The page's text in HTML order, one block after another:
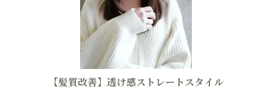
【髪質改善】透け感ストレートスタイル